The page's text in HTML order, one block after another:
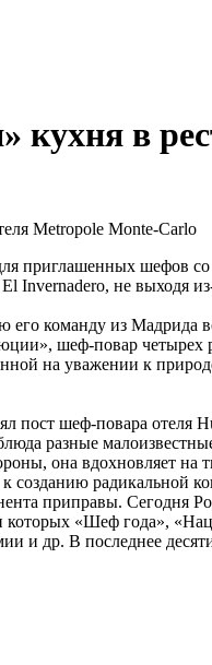
в
Metropole Monte-Carlo
приглашенных шефов
Invernadero, не выходя
команду из Мадрида
шеф-повар четырех
на уважении к
пост шеф-повара отеля
разные
она вдохновляет на
радикальной
приправы. Сегодня
«Шеф года»,
и др. В последнее